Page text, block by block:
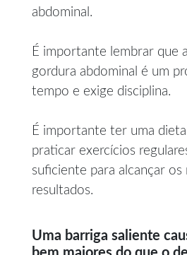
abdominal.
É importante lembrar que
gordura abdominal é um
tempo e exige disciplina.
É importante ter uma dieta
praticar exercícios
suficiente para alcançar os
resultados.
Uma barriga saliente